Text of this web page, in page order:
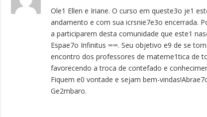
Ole1 Ellen e Iriane. O curso em queste3o je1
andamento e com sua icrsnie7e3o encerrada.
a participarem desta comunidade que este1
Espae7o Infinitus ∞∞. Seu objetivo e9 de se
encontro dos professores de mateme1tica de
favorecendo a troca de contefado e
Fiquem e0 vontade e sejam bem-
Ge2mbaro.